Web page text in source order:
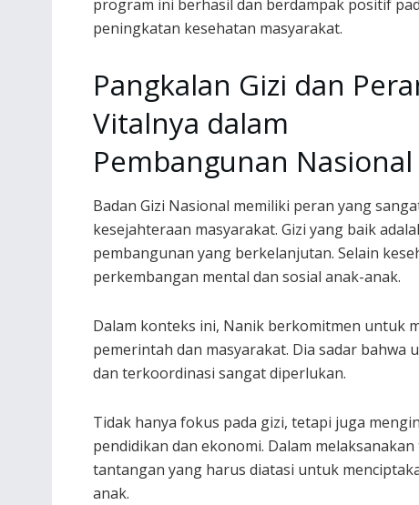
program ini berhasil dan berdampak positif
peningkatan kesehatan masyarakat.
Pangkalan Gizi dan
Vitalnya dalam
Pembangunan Nasional
Badan Gizi Nasional memiliki peran yang
kesejahteraan masyarakat. Gizi yang baik
pembangunan yang berkelanjutan. Selain
perkembangan mental dan sosial anak-anak.
Dalam konteks ini, Nanik berkomitmen untuk
pemerintah dan masyarakat. Dia sadar
dan terkoordinasi sangat diperlukan.
Tidak hanya fokus pada gizi, tetapi juga
pendidikan dan ekonomi. Dalam
tantangan yang harus diatasi untuk
anak.